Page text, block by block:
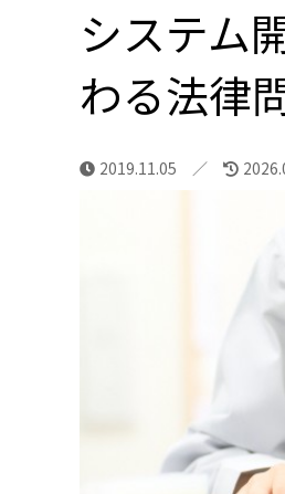
システム
わる法律
2019.11.05